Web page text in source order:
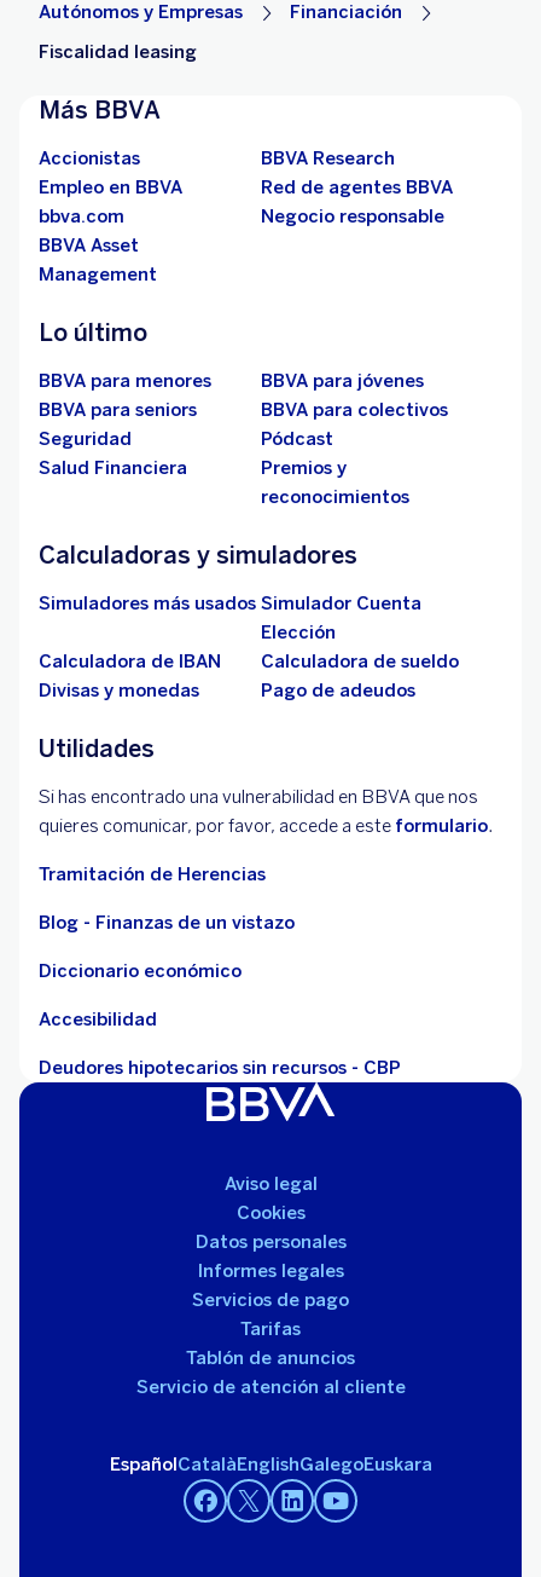
Autónomos y Empresas
Financiación
Fiscalidad leasing
Más BBVA
Accionistas
BBVA Research
Empleo en BBVA
Red de agentes BBVA
bbva.com
Negocio responsable
BBVA Asset
Management
Lo último
BBVA para menores
BBVA para jóvenes
BBVA para seniors
BBVA para colectivos
Seguridad
Pódcast
Salud Financiera
Premios y
reconocimientos
Calculadoras y simuladores
Simuladores más usados Simulador Cuenta
Elección
Calculadora de IBAN
Calculadora de sueldo
Divisas y monedas
Pago de adeudos
Utilidades
Si has encontrado una vulnerabilidad en BBVA que nos
quieres comunicar, por favor, accede a este formulario.
Tramitación de Herencias
Blog - Finanzas de un vistazo
Diccionario económico
Accesibilidad
Deudores hipotecarios sin recursos - CBP
Aviso legal
Cookies
Datos personales
Informes legales
Servicios de pago
Tarifas
Tablón de anuncios
Servicio de atención al cliente
EspañolCatalàEnglishGalegoEuskara